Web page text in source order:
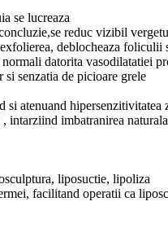
se lucreaza
reduc vizibil
deblocheaza foliculii
datorita vasodilatatiei
senzatia de picioare grele
atenuand hipersenzitivitatea
imbatranirea
liposuctie, lipoliza
facilitand operatii ca